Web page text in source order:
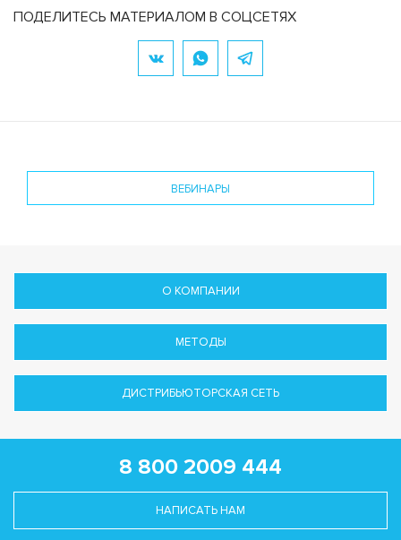
ПОДЕЛИТЕСЬ МАТЕРИАЛОМ В СОЦСЕТЯХ
ВЕБИНАРЫ
О КОМПАНИИ
МЕТОДЫ
ДИСТРИБЬЮТОРСКАЯ СЕТЬ
8 800 2009 444
НАПИСАТЬ НАМ